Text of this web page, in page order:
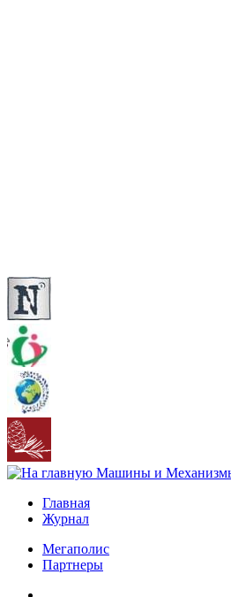
Главная
Журнал
Мегаполис
Партнеры